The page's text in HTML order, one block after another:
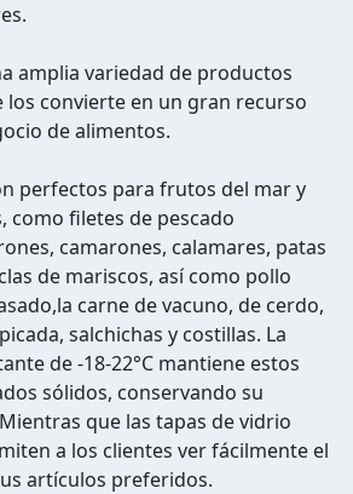
amplia variedad de productos
los convierte en un gran recurso
de alimentos.
perfectos para frutos del mar y
como filetes de pescado
camarones, calamares, patas
de mariscos, así como pollo
carne de vacuno, de cerdo,
salchichas y costillas. La
de -18-22°C mantiene estos
sólidos, conservando su
que las tapas de vidrio
a los clientes ver fácilmente el
artículos preferidos.